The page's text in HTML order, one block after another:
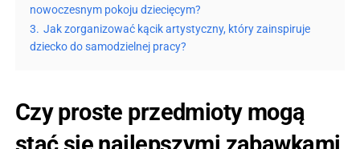
nowoczesnym pokoju dziecięcym?
3. Jak zorganizować kącik artystyczny, który zainspiruje
dziecko do samodzielnej pracy?
Czy proste przedmioty mogą